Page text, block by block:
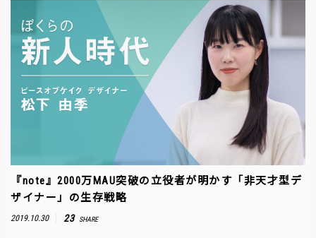
『note』2000万MAU突破の立役者が明かす「非天才型デ
ザイナー」の生存戦略
2019.10.30 23 SHARE